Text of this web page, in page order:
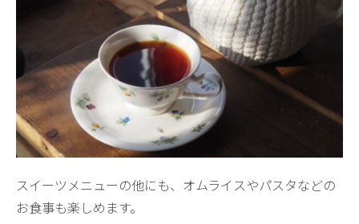
スイーツメニューの他にも、オムライスやパスタなどの
お食事も楽しめます。